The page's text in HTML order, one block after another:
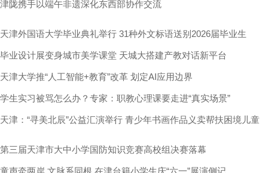
津陇携手以端午非遗深化东西部协作交流
天津外国语大学毕业典礼举行 31种外文标语送别2026届毕业生
毕业设计展变身城市美学课堂 天城大搭建产教对话新平台
天津大学推“人工智能+教育”改革 划定AI应用边界
学生实习被骂怎么办？专家：职教心理课要走进“真实场景”
天津：“寻美北辰”公益汇演举行 青少年书画作品义卖帮扶困境儿童
第三届天津市大中小学国防知识竞赛高校组决赛落幕
童声牵两岸 文脉系同根 在津台籍小学生庆“六一”展演侧记